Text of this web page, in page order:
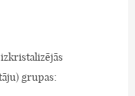
grupas: